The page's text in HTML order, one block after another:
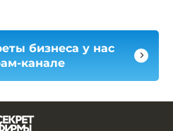
бизнеса у нас
канале